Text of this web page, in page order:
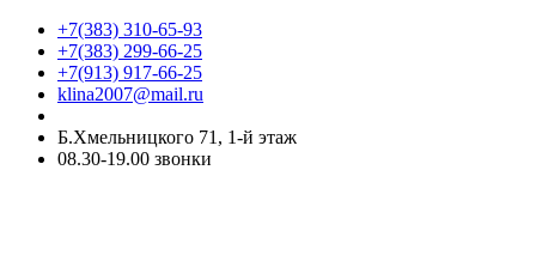
+7(383) 310-65-93
+7(383) 299-66-25
+7(913) 917-66-25
klina2007@mail.ru
Б.Хмельницкого 71, 1-й этаж
08.30-19.00 звонки